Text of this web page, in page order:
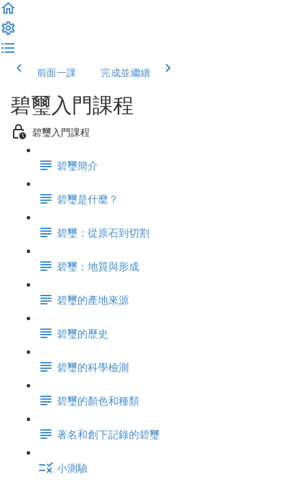
前面一課 完成並繼續
碧璽入門課程
碧璽入門課程
碧璽簡介
碧璽是什麼？
碧璽：從原石到切割
碧璽：地質與形成
碧璽的產地來源
碧璽的歷史
碧璽的科學檢測
碧璽的顏色和種類
著名和創下記錄的碧璽
小測驗